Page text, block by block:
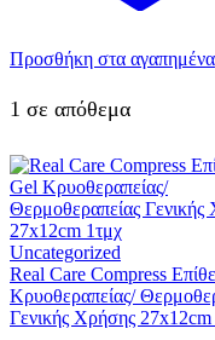
Προσθήκη στα αγαπημένα
1 σε απόθεμα
Uncategorized
Real Care Compress
Κρυοθεραπείας/
Γενικής Χρήσης 27x12cm